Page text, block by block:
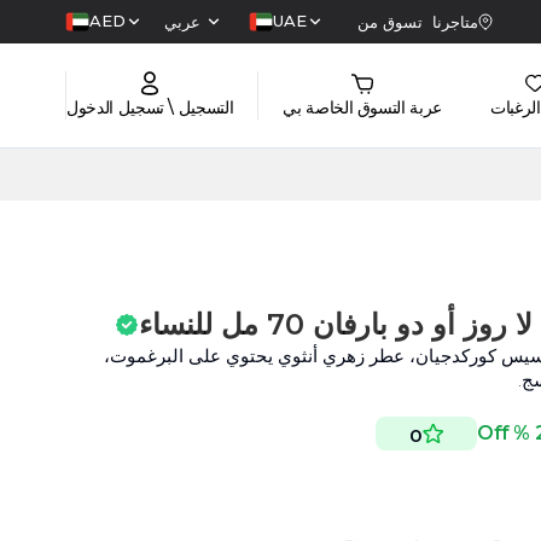
متاجرنا تسوق من UAE عربي AED
عربة التسوق الخاصة بي التسجيل \ تسجيل الدخول
دو بارفان 70 مل للنساء
كوركدجيان، عطر زهري أنثوي يحتوي على البرغموت،
0